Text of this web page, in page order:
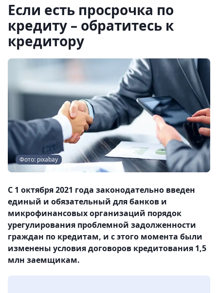
Если есть просрочка по
кредиту – обратитесь к
кредитору
Фото: рixabay
С 1 октября 2021 года законодательно введен
единый и обязательный для банков и
микрофинансовых организаций порядок
урегулирования проблемной задолженности
граждан по кредитам, и с этого момента были
изменены условия договоров кредитования 1,5
млн заемщикам.